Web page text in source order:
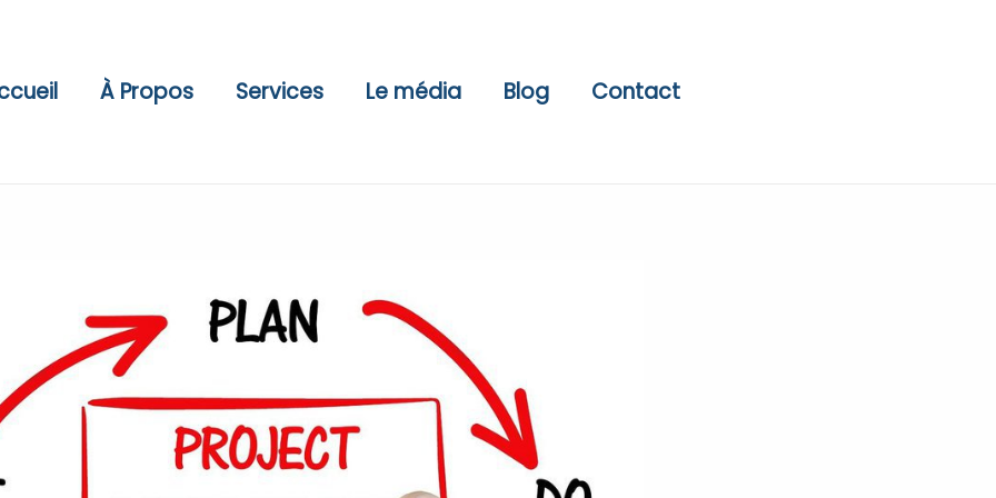
À Propos Services Le média Blog Contact